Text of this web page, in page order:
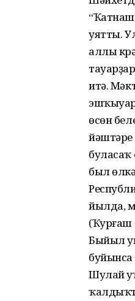
уятты.
аллы
итә.
өсөн
был
йылда,
Быйыл
буйынса
Шулай